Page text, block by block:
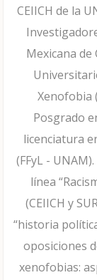
CEIICH de la
Mexicana de
Xenofobia
Posgrado
licenciatura
(FFyL -
línea
(CEIICH y
“historia
oposiciones
xenofobias: